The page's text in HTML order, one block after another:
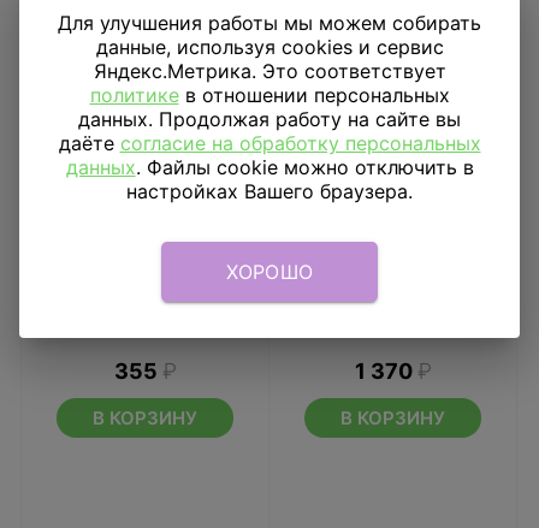
Шар 18" Ночь на
355 ₽
В КОРЗИНУ
Шар фигура Шляпа
1 370 ₽
В КОРЗИНУ
Для улучшения работы мы можем собирать
данные, используя cookies и сервис
Яндекс.Метрика. Это соответствует
политикев отношении персональных
данных. Продолжая работу на сайте вы
даёте согласие на обработку персональных
данных. Файлы cookie можно отключить в
настройках Вашего браузера.
ХОРОШО